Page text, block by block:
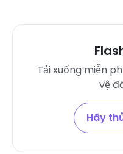
Tải xuống miễn
vệ
Hãy